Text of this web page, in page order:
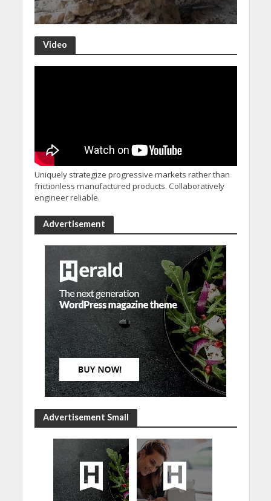
Video
Uniquely strategize progressive markets rather than
frictionless manufactured products. Collaboratively
engineer reliable.
Advertisement
Advertisement Small